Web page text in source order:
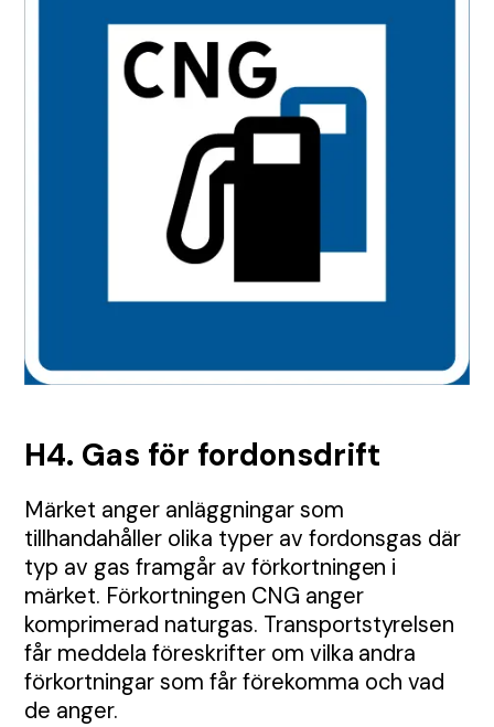
Förfrågan Fakturainformation
Tjältining Flaggvakt & Lots
Etablering Tillstånd
Samordning
Permanent skyltning
Produkter
Tungavstängning
Farthinder och kabelskydd
Bullerskydd och skalskydd
Portabla trafikljus Skyltar
H4. Gas för fordonsdrift
Märket anger anläggningar som
tillhandahåller olika typer av fordonsgas där
typ av gas framgår av förkortningen i
märket. Förkortningen CNG anger
komprimerad naturgas. Transportstyrelsen
får meddela föreskrifter om vilka andra
förkortningar som får förekomma och vad
de anger.